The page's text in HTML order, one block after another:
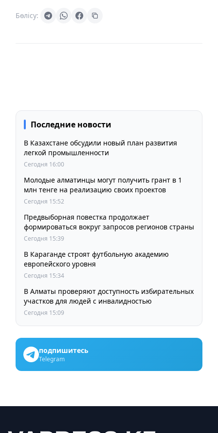
Бөлісу:
Последние новости
В Казахстане обсудили новый план развития
легкой промышленности
Сегодня 16:00
Молодые алматинцы могут получить грант в 1
млн тенге на реализацию своих проектов
Сегодня 15:52
Предвыборная повестка продолжает
формироваться вокруг запросов регионов страны
Сегодня 15:39
В Караганде строят футбольную академию
европейского уровня
Сегодня 15:34
В Алматы проверяют доступность избирательных
участков для людей с инвалидностью
Сегодня 15:09
подпишитесь
Telegram